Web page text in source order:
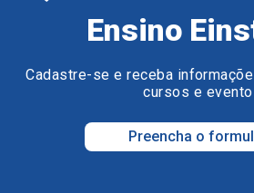
Ensino
Cadastre-se e receba
cursos e
Preencha o